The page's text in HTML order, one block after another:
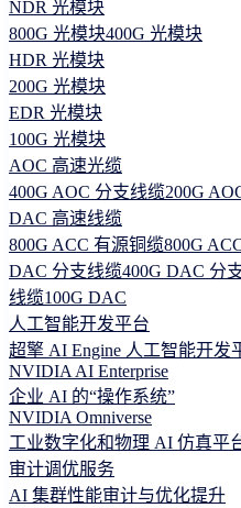
NDR 光模块
800G 光模块400G 光模块
HDR 光模块
200G 光模块
EDR 光模块
100G 光模块
AOC 高速光缆
400G AOC 分支线缆200G
DAC 高速线缆
800G ACC 有源铜缆800G
DAC 分支线缆400G DAC 分
线缆100G DAC
人工智能开发平台
超擎 AI Engine 人工智能开发
NVIDIA AI Enterprise
企业 AI 的“操作系统”
NVIDIA Omniverse
工业数字化和物理 AI 仿真平
审计调优服务
AI 集群性能审计与优化提升